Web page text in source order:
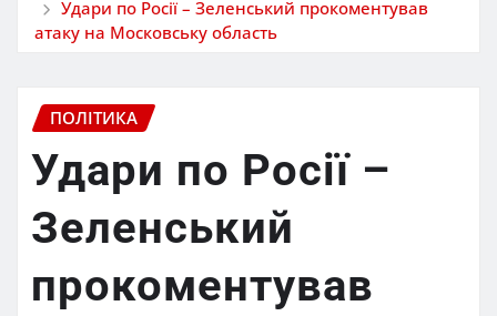
Удари по Росії – Зеленський прокоментував
атаку на Московську область
ПОЛІТИКА
Удари по Росії –
Зеленський
прокоментував